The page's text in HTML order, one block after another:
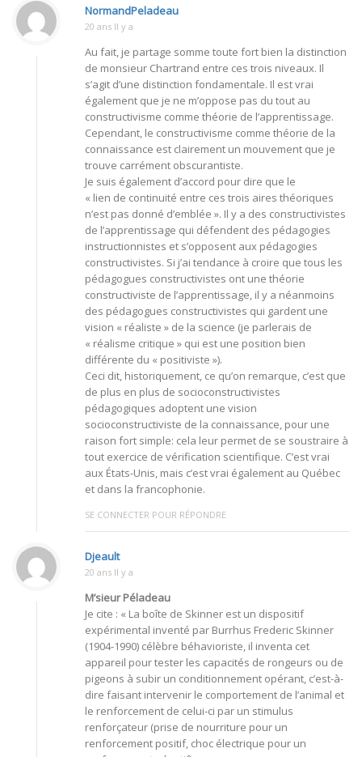
NormandPeladeau
20 ans Il y a
Au fait, je partage somme toute fort bien la distinction
de monsieur Chartrand entre ces trois niveaux. Il
s’agit d’une distinction fondamentale. Il est vrai
également que je ne m’oppose pas du tout au
constructivisme comme théorie de l’apprentissage.
Cependant, le constructivisme comme théorie de la
connaissance est clairement un mouvement que je
trouve carrément obscurantiste.
Je suis également d’accord pour dire que le
« lien de continuité entre ces trois aires théoriques
n’est pas donné d’emblée ». Il y a des constructivistes
de l’apprentissage qui défendent des pédagogies
instructionnistes et s’opposent aux pédagogies
constructivistes. Si j’ai tendance à croire que tous les
pédagogues constructivistes ont une théorie
constructiviste de l’apprentissage, il y a néanmoins
des pédagogues constructivistes qui gardent une
vision « réaliste » de la science (je parlerais de
« réalisme critique » qui est une position bien
différente du « positiviste »).
Ceci dit, historiquement, ce qu’on remarque, c’est que
de plus en plus de socioconstructivistes
pédagogiques adoptent une vision
socioconstructiviste de la connaissance, pour une
raison fort simple: cela leur permet de se soustraire à
tout exercice de vérification scientifique. C’est vrai
aux États-Unis, mais c’est vrai également au Québec
et dans la francophonie.
SE CONNECTER POUR RÉPONDRE
Djeault
20 ans Il y a
M’sieur Péladeau
Je cite : « La boîte de Skinner est un dispositif
expérimental inventé par Burrhus Frederic Skinner
(1904-1990) célèbre béhavioriste, il inventa cet
appareil pour tester les capacités de rongeurs ou de
pigeons à subir un conditionnement opérant, c’est-à-
dire faisant intervenir le comportement de l’animal et
le renforcement de celui-ci par un stimulus
renforçateur (prise de nourriture pour un
renforcement positif, choc électrique pour un